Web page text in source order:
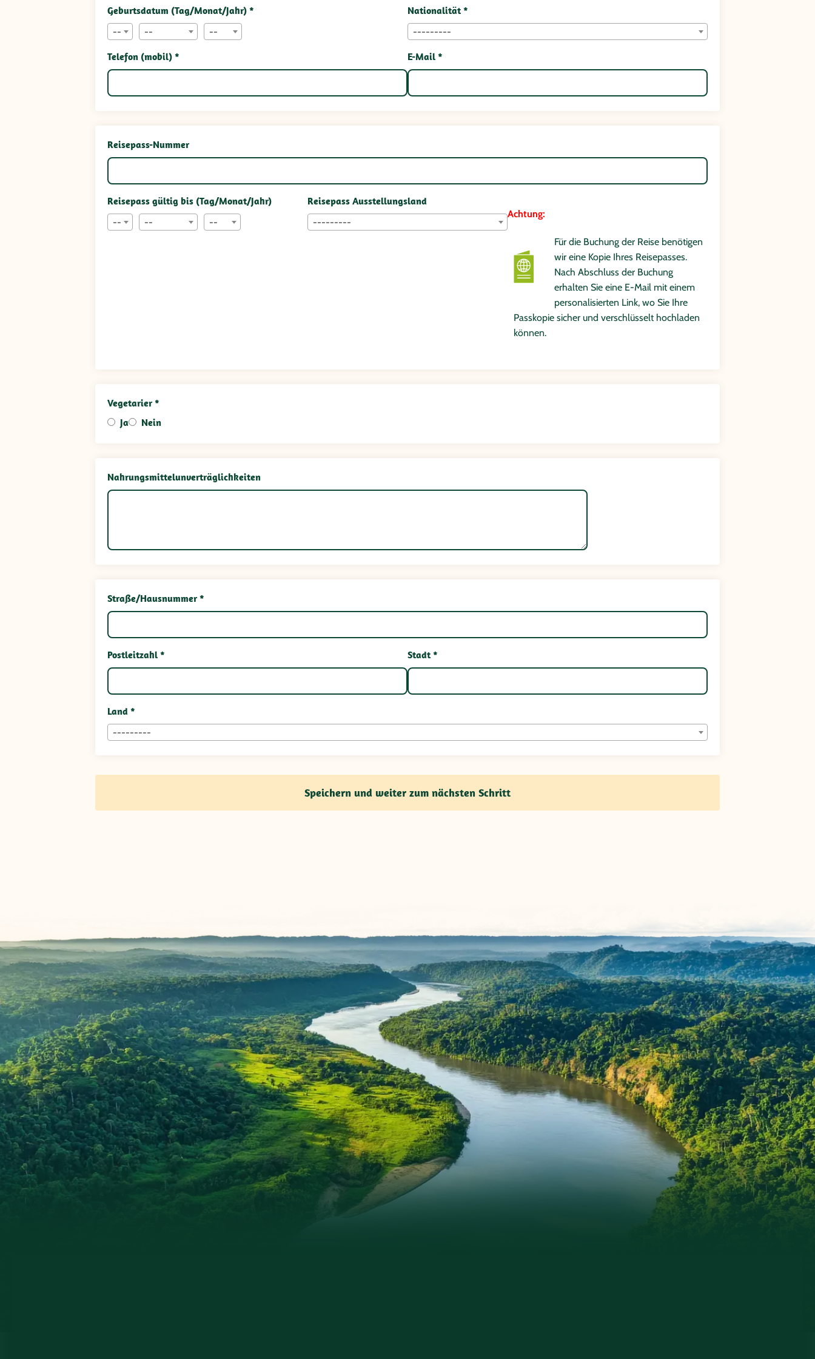
Geburtsdatum (Tag/Monat/Jahr) *
-- -- --
Nationalität *
---------
Telefon (mobil) * E-Mail *
Reisepass-Nummer
Reisepass gültig bis (Tag/Monat/Jahr)
-- -- --
Reisepass Ausstellungsland
---------
Achtung:
Für die Buchung der Reise benötigen
wir eine Kopie Ihres Reisepasses.
Nach Abschluss der Buchung
erhalten Sie eine E-Mail mit einem
personalisierten Link, wo Sie Ihre
Passkopie sicher und verschlüsselt hochladen
können.
Vegetarier *
Ja
Nein
Nahrungsmittelunverträglichkeiten
Straße/Hausnummer *
Postleitzahl * Stadt *
Land *
---------
Speichern und weiter zum nächsten Schritt